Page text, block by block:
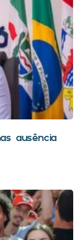
ausência